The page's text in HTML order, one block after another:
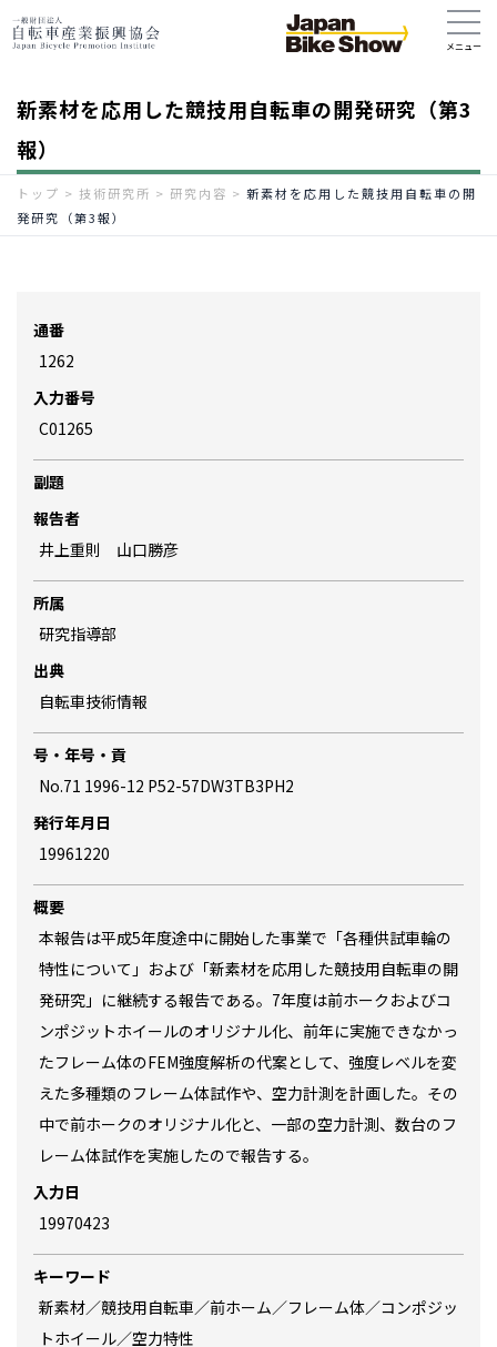
新素材を応用した競技用自転車の開発研究（第3
報）
トップ > 技術研究所 > 研究内容 > 新素材を応用した競技用自転車の開
発研究（第3報）
通番
1262
入力番号
C01265
副題
報告者
井上重則 山口勝彦
所属
研究指導部
出典
自転車技術情報
号・年号・貢
No.71 1996-12 P52-57DW3TB3PH2
発行年月日
19961220
概要
本報告は平成5年度途中に開始した事業で「各種供試車輪の
特性について」および「新素材を応用した競技用自転車の開
発研究」に継続する報告である。7年度は前ホークおよびコ
ンポジットホイールのオリジナル化、前年に実施できなかっ
たフレーム体のFEM強度解析の代案として、強度レベルを変
えた多種類のフレーム体試作や、空力計測を計画した。その
中で前ホークのオリジナル化と、一部の空力計測、数台のフ
レーム体試作を実施したので報告する。
入力日
19970423
キーワード
新素材／競技用自転車／前ホーム／フレーム体／コンポジッ
トホイール／空力特性